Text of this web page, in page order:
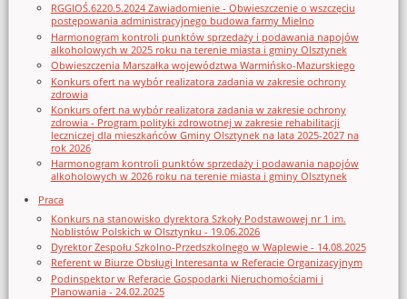
RGGIOŚ.6220.5.2024 Zawiadomienie - Obwieszczenie o wszczęciu
postępowania administracyjnego budowa farmy Mielno
Harmonogram kontroli punktów sprzedaży i podawania napojów
alkoholowych w 2025 roku na terenie miasta i gminy Olsztynek
Obwieszczenia Marszałka województwa Warmińsko-Mazurskiego
Konkurs ofert na wybór realizatora zadania w zakresie ochrony
zdrowia
Konkurs ofert na wybór realizatora zadania w zakresie ochrony
zdrowia - Program polityki zdrowotnej w zakresie rehabilitacji
leczniczej dla mieszkańców Gminy Olsztynek na lata 2025-2027 na
rok 2026
Harmonogram kontroli punktów sprzedaży i podawania napojów
alkoholowych w 2026 roku na terenie miasta i gminy Olsztynek
Praca
Konkurs na stanowisko dyrektora Szkoły Podstawowej nr 1 im.
Noblistów Polskich w Olsztynku - 19.06.2026
Dyrektor Zespołu Szkolno-Przedszkolnego w Waplewie - 14.08.2025
Referent w Biurze Obsługi Interesanta w Referacie Organizacyjnym
Podinspektor w Referacie Gospodarki Nieruchomościami i
Planowania - 24.02.2025